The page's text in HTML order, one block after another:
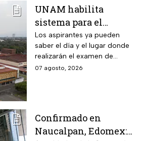
UNAM habilita
sistema para el
examen de control: así
puedes consultar
fecha, hora y sede
Los aspirantes ya pueden
saber el día y el lugar donde
realizarán el examen de
control de forma presencial
07 agosto, 2026
Confirmado en
Naucalpan, Edomex: